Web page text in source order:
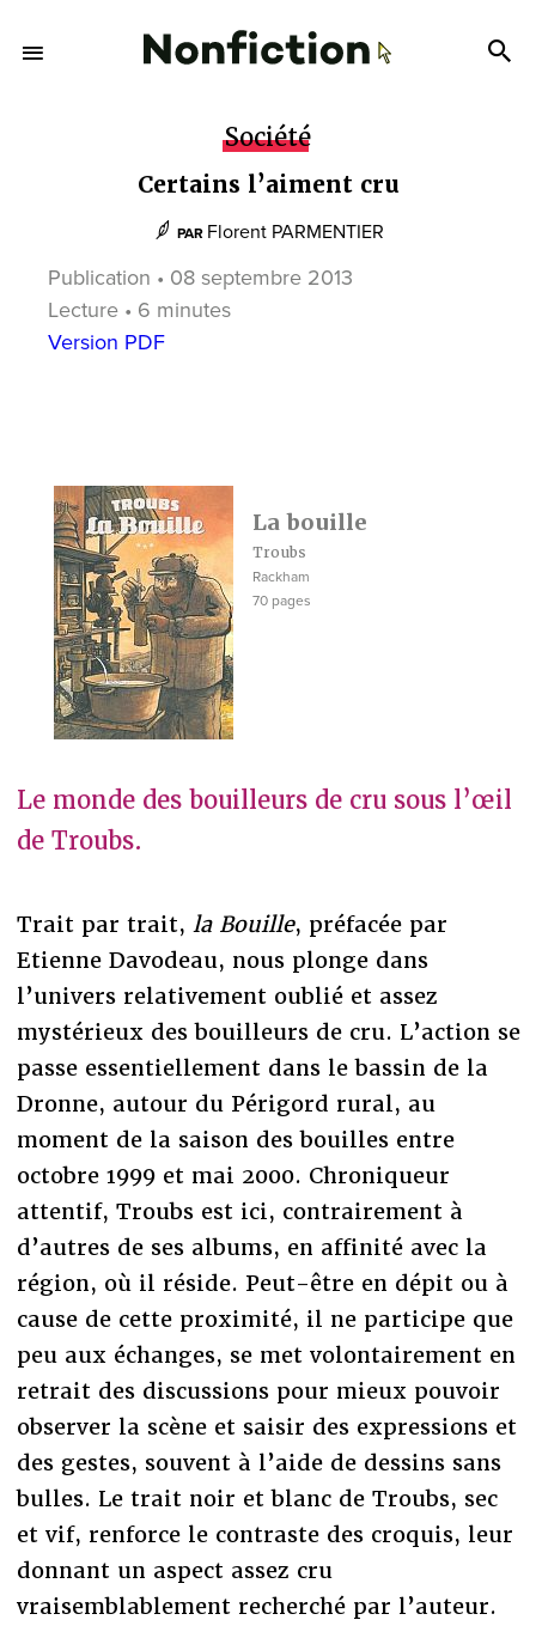
Société
Certains l’aiment cru
PAR Florent PARMENTIER
Publication • 08 septembre 2013
Lecture • 6 minutes
Version PDF
La bouille
Troubs
Rackham
70 pages
Le monde des bouilleurs de cru sous l’œil
de Troubs.
Trait par trait, la Bouille, préfacée par
Etienne Davodeau, nous plonge dans
l’univers relativement oublié et assez
mystérieux des bouilleurs de cru. L’action se
passe essentiellement dans le bassin de la
Dronne, autour du Périgord rural, au
moment de la saison des bouilles entre
octobre 1999 et mai 2000. Chroniqueur
attentif, Troubs est ici, contrairement à
d’autres de ses albums, en affinité avec la
région, où il réside. Peut-être en dépit ou à
cause de cette proximité, il ne participe que
peu aux échanges, se met volontairement en
retrait des discussions pour mieux pouvoir
observer la scène et saisir des expressions et
des gestes, souvent à l’aide de dessins sans
bulles. Le trait noir et blanc de Troubs, sec
et vif, renforce le contraste des croquis, leur
donnant un aspect assez cru
vraisemblablement recherché par l’auteur.